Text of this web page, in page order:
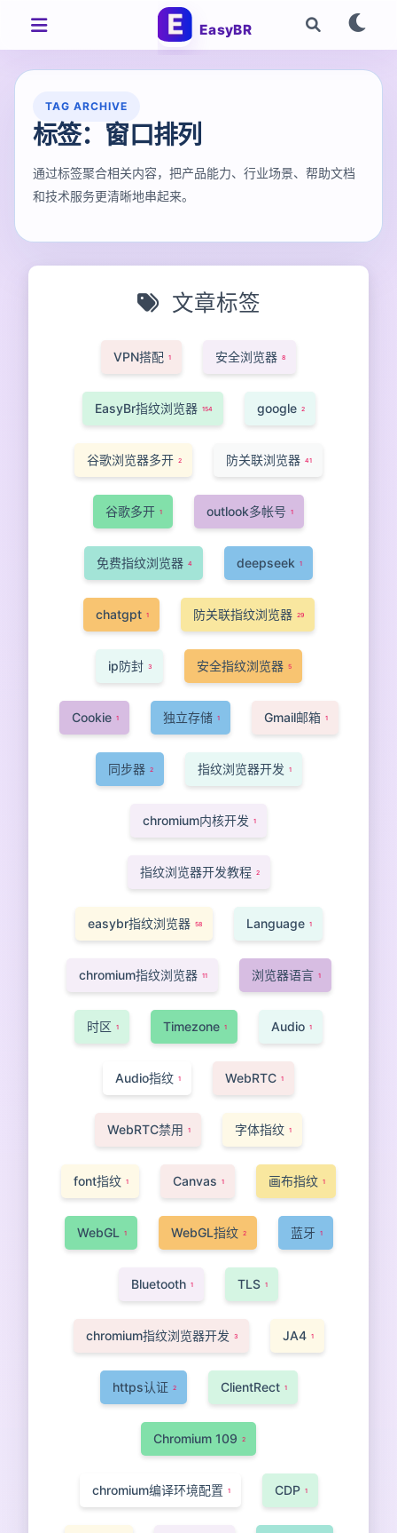
EasyBR
TAG ARCHIVE
标签：窗口排列
通过标签聚合相关内容，把产品能力、行业场景、帮助文档
和技术服务更清晰地串起来。
文章标签
VPN搭配 1 安全浏览器 8
EasyBr指纹浏览器 154 google 2
谷歌浏览器多开 2 防关联浏览器 41
谷歌多开 1 outlook多帐号 1
免费指纹浏览器 4 deepseek 1
chatgpt 1 防关联指纹浏览器 29
ip防封 3 安全指纹浏览器 5
Cookie 1 独立存储 1 Gmail邮箱 1
同步器 2 指纹浏览器开发 1
chromium内核开发 1
指纹浏览器开发教程 2
easybr指纹浏览器 58 Language 1
chromium指纹浏览器 11 浏览器语言 1
时区 1 Timezone 1 Audio 1
Audio指纹 1 WebRTC 1
WebRTC禁用 1 字体指纹 1
font指纹 1 Canvas 1 画布指纹 1
WebGL 1 WebGL指纹 2 蓝牙 1
Bluetooth 1 TLS 1
chromium指纹浏览器开发 3 JA4 1
https认证 2 ClientRect 1
Chromium 109 2
chromium编译环境配置 1 CDP 1